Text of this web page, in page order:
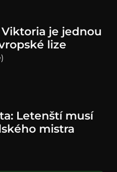
Viktoria je jednou
lize
Letenští musí
mistra